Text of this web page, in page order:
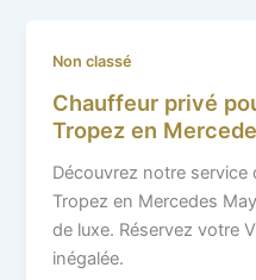
Non classé
Chauffeur privé
Tropez en
Découvrez notre service
Tropez en Mercedes
de luxe. Réservez votre
inégalée.